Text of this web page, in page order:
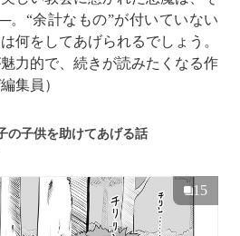
。“余計なもの”が付いていない
何をしてあげられるでしょう。
力的で、続きが読みたくなる作
集員）
の子供を助けてあげる話
15